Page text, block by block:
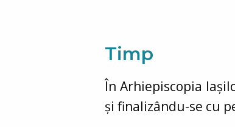
Timp
În Arhiepiscopia
și finalizându-se cu